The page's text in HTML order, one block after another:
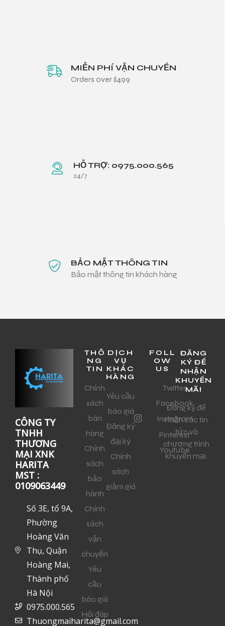
MIỄN PHÍ VẬN CHUYỂN
Orders over $499
HỖ TRỢ: 0975.000.565
24/7
BẢO MẬT THÔNG TIN
Bảo mật thông tin khách hàng
CÔNG TY
TNHH
THƯƠNG
MẠI XNK
HARITA
MST :
0109063449
Số 3E, tổ 9A,
Phường
Hoàng Văn
Thụ, Quận
Hoàng Mai,
Thành phố
Hà Nội
0975.000.565
Thuongmaiharita@gmail.com
THÔ
NG
TIN
Chính
sách
bán
hàng
Chính
sách
bảo
hành
Chính
sách
vận
chuyển
Yêu
cầu
báo giá
Hỏi đáp
DỊCH
VỤ
KHÁC
HÀNG
Yêu cầu
báo giá
Đăng ký
đại ký
Chính
sách
giảm giá
FOLL
OW
US
Twitter
Facebook
Instagram
Pinterest
Youtube
ĐĂNG
KÝ ĐỂ
NHẬN
KHUYẾN
MÃI
Đăng ký để
nhận các tin
tức và
chương trình
khuyến mại.